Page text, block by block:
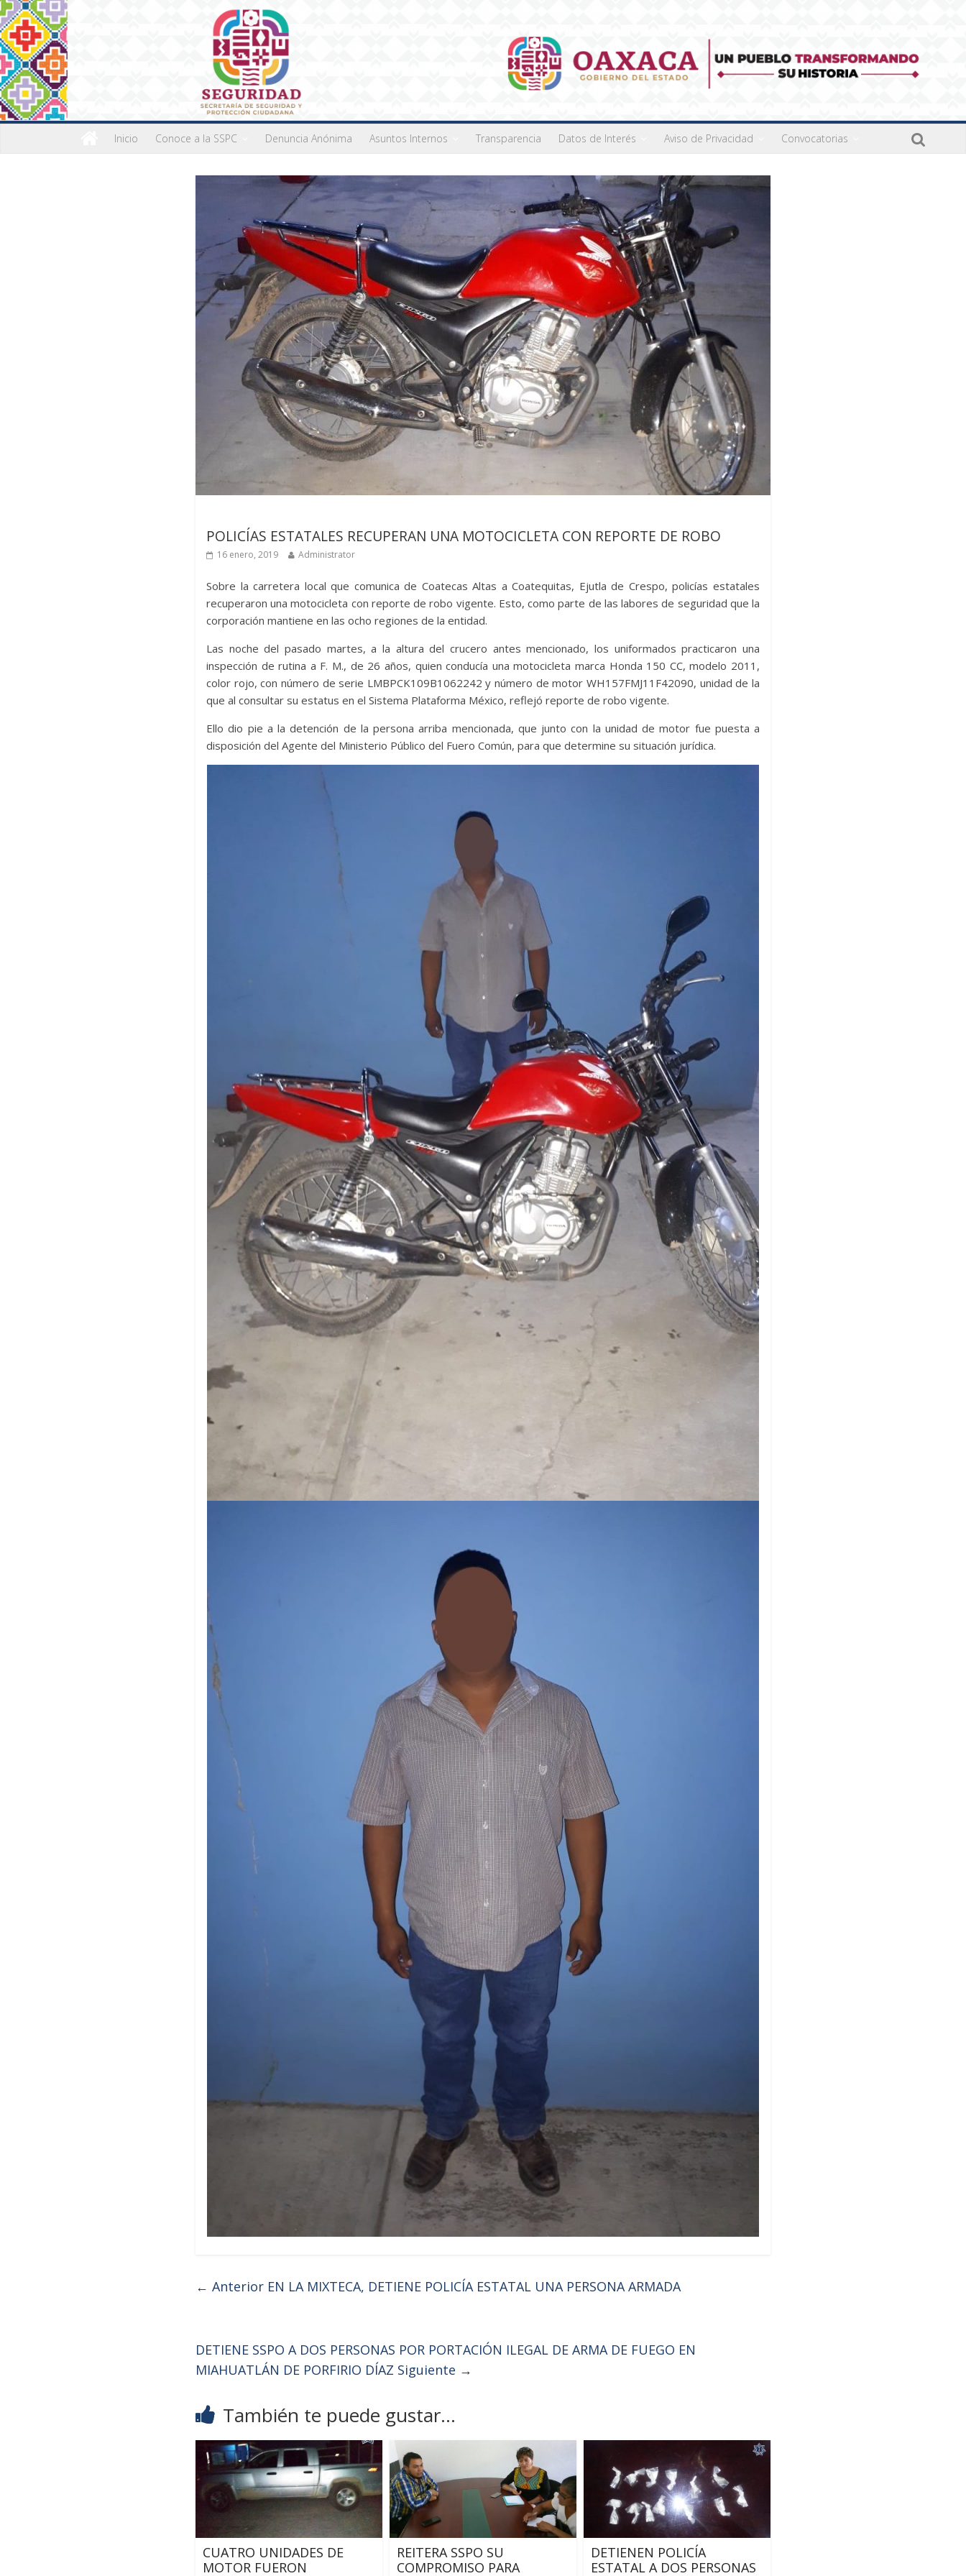
Inicio Conoce a la SSPC Denuncia Anónima Asuntos Internos Transparencia Datos de Interés Aviso de Privacidad Convocatorias
POLICÍAS ESTATALES RECUPERAN UNA MOTOCICLETA CON REPORTE DE ROBO
16 enero, 2019 Administrator
Sobre la carretera local que comunica de Coatecas Altas a Coatequitas, Ejutla de Crespo, policías estatales
recuperaron una motocicleta con reporte de robo vigente. Esto, como parte de las labores de seguridad que la
corporación mantiene en las ocho regiones de la entidad.
Las noche del pasado martes, a la altura del crucero antes mencionado, los uniformados practicaron una
inspección de rutina a F. M., de 26 años, quien conducía una motocicleta marca Honda 150 CC, modelo 2011,
color rojo, con número de serie LMBPCK109B1062242 y número de motor WH157FMJ11F42090, unidad de la
que al consultar su estatus en el Sistema Plataforma México, reflejó reporte de robo vigente.
Ello dio pie a la detención de la persona arriba mencionada, que junto con la unidad de motor fue puesta a
disposición del Agente del Ministerio Público del Fuero Común, para que determine su situación jurídica.
← Anterior EN LA MIXTECA, DETIENE POLICÍA ESTATAL UNA PERSONA ARMADA
DETIENE SSPO A DOS PERSONAS POR PORTACIÓN ILEGAL DE ARMA DE FUEGO EN
MIAHUATLÁN DE PORFIRIO DÍAZ Siguiente →
También te puede gustar...
CUATRO UNIDADES DE
MOTOR FUERON
REITERA SSPO SU
COMPROMISO PARA
DETIENEN POLICÍA
ESTATAL A DOS PERSONAS